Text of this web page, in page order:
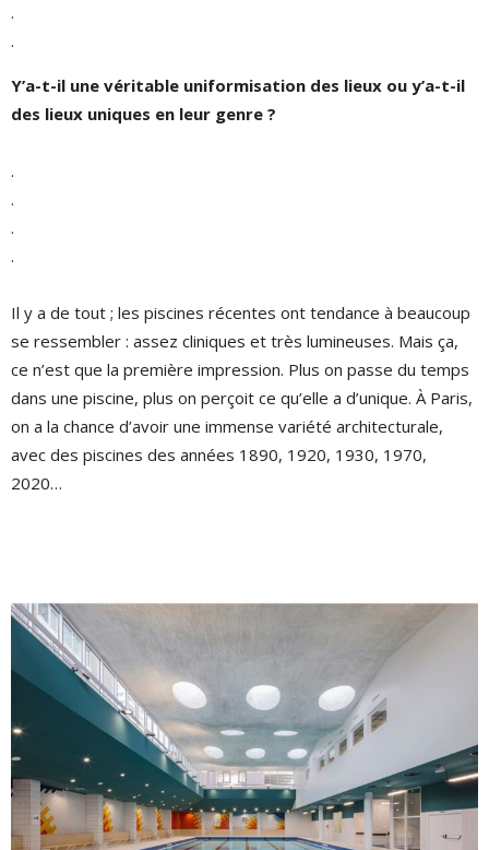
.
.
Y’a-t-il une véritable uniformisation des lieux ou y’a-t-il
des lieux uniques en leur genre ?
.
.
.
.
Il y a de tout ; les piscines récentes ont tendance à beaucoup
se ressembler : assez cliniques et très lumineuses. Mais ça,
ce n’est que la première impression. Plus on passe du temps
dans une piscine, plus on perçoit ce qu’elle a d’unique. À Paris,
on a la chance d’avoir une immense variété architecturale,
avec des piscines des années 1890, 1920, 1930, 1970,
2020…